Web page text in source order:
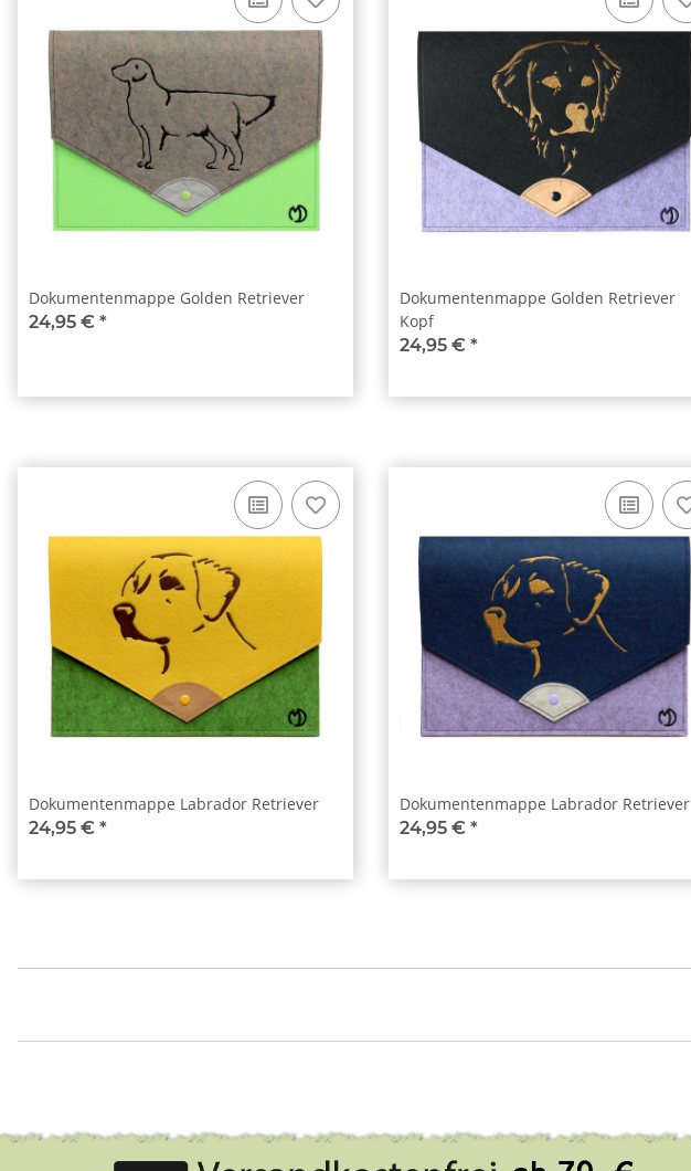
Dokumentenmappe Golden Retriever
24,95 € *
Dokumentenmappe Golden Retriever
Kopf
24,95 € *
Dokumentenmappe Labrador Retriever
24,95 € *
Dokumentenmappe Labrador Retriever
24,95 € *